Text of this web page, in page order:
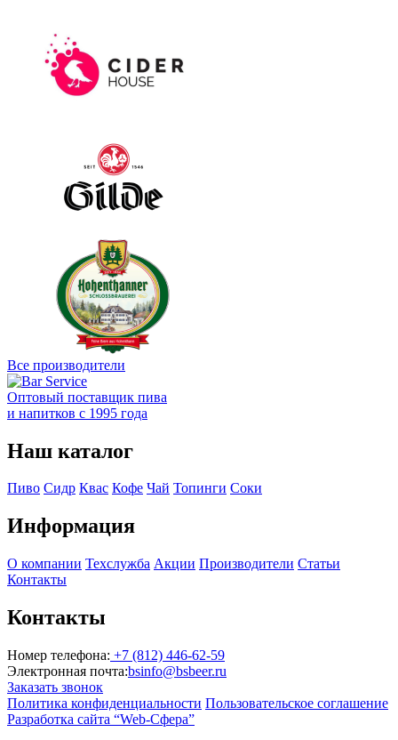
Все производители
Оптовый поставщик пива
и напитков с 1995 года
Наш каталог
Пиво Сидр Квас Кофе Чай Топинги Соки
Информация
О компании Техслужба Акции Производители Статьи
Контакты
Контакты
Номер телефона: +7 (812) 446-62-59
Электронная почта:bsinfo@bsbeer.ru
Заказать звонок
Политика конфиденциальности Пользовательское соглашение
Разработка сайта “Web-Сфера”